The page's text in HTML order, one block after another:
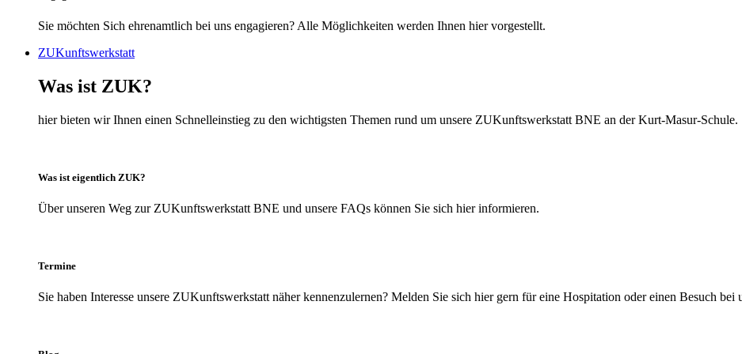
Sie möchten Sich ehrenamtlich bei uns engagieren? Alle Möglichkeiten werden Ihnen hier vorgestellt.
ZUKunftswerkstatt
Was ist ZUK?
hier bieten wir Ihnen einen Schnelleinstieg zu den wichtigsten Themen rund um unsere ZUKunftswerkstatt BNE an der Kurt-Masur-Schule.
Was ist eigentlich ZUK?
Über unseren Weg zur ZUKunftswerkstatt BNE und unsere FAQs können Sie sich hier informieren.
Termine
Sie haben Interesse unsere ZUKunftswerkstatt näher kennenzulernen? Melden Sie sich hier gern für eine Hospitation oder einen Besuch bei